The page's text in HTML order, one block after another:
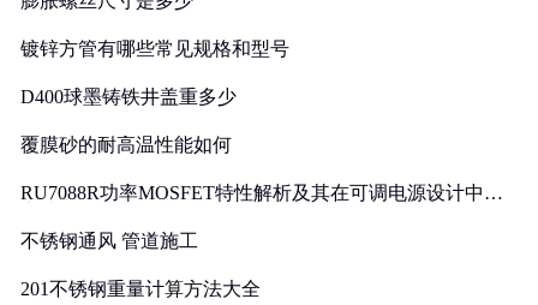
镀锌方管有哪些常见规格和型号
D400球墨铸铁井盖重多少
覆膜砂的耐高温性能如何
RU7088R功率MOSFET特性解析及其在可调电源设计中的
不锈钢通风 管道施工
201不锈钢重量计算方法大全